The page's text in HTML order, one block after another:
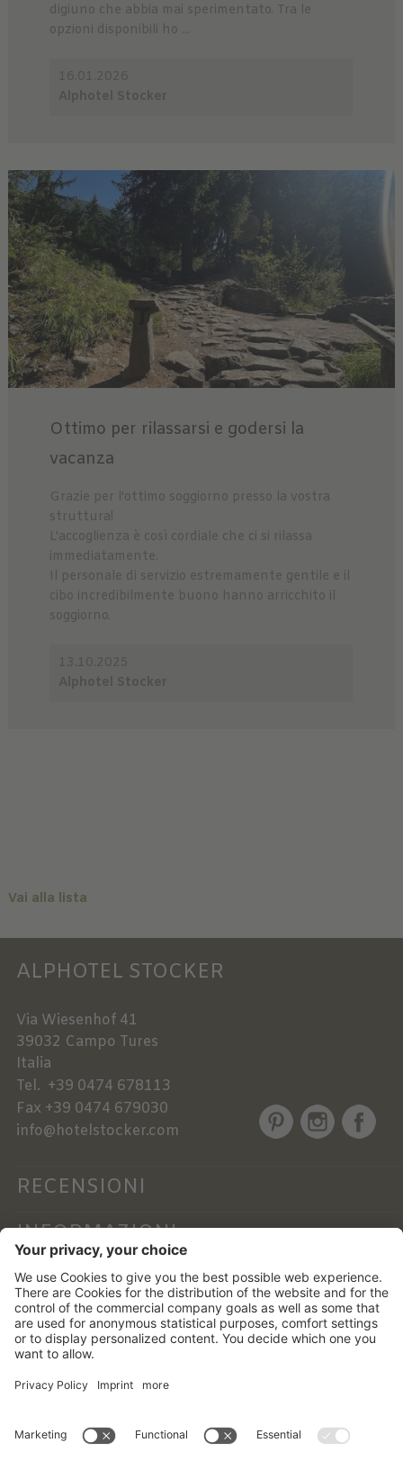
digiuno che abbia mai sperimentato. Tra le
opzioni disponibili ho ...
Ottimo per rilassarsi e godersi la
vacanza
Grazie per l'ottimo soggiorno presso la vostra
struttura!
L'accoglienza è così cordiale che ci si rilassa
immediatamente.
Il personale di servizio estremamente gentile e il
cibo incredibilmente buono hanno arricchito il
soggiorno.
Vai alla lista
ALPHOTEL STOCKER
Via Wiesenhof 41
39032 Campo Tures
Italia
Tel. +39 0474 678113
Fax +39 0474 679030
info@hotelstocker.com
RECENSIONI
INFORMAZIONI
NEWSLETTER